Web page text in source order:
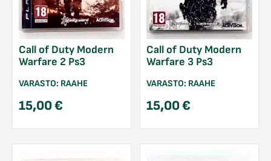
Call of Duty Modern
Warfare 2 Ps3
VARASTO: RAAHE
15,00€
Call of Duty Modern
Warfare 3 Ps3
VARASTO: RAAHE
15,00€